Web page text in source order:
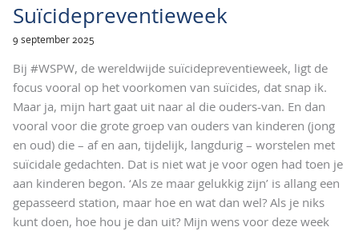
Suïcidepreventieweek
9 september 2025
Bij #WSPW, de wereldwijde suïcidepreventieweek, ligt de
focus vooral op het voorkomen van suïcides, dat snap ik.
Maar ja, mijn hart gaat uit naar al die ouders-van. En dan
vooral voor die grote groep van ouders van kinderen (jong
en oud) die – af en aan, tijdelijk, langdurig – worstelen met
suïcidale gedachten. Dat is niet wat je voor ogen had toen je
aan kinderen begon. ‘Als ze maar gelukkig zijn’ is allang een
gepasseerd station, maar hoe en wat dan wel? Als je niks
kunt doen, hoe hou je dan uit? Mijn wens voor deze week